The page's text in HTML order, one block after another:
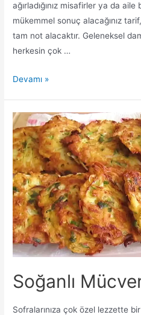
ağırladığınız misafirler ya da
mükemmel sonuç alacağınız
tam not alacaktır. Geleneksel
herkesin çok …
Fırında
Tarifi
Devamı »
Soğanlı
Sofralarınıza çok özel lezzette